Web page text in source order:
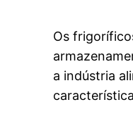
Os
a indústria